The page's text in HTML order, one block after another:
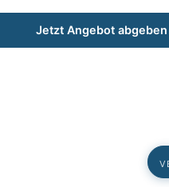
Jetzt Angebot abgeben